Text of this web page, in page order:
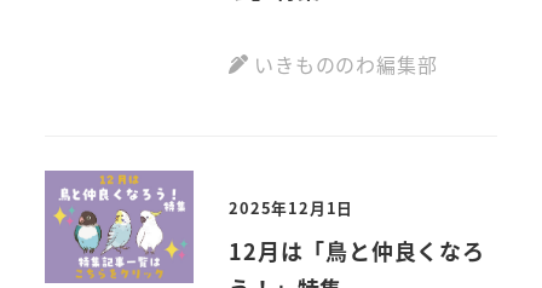
いきもののわ編集部
2025年12月1日
12月は「鳥と仲良くなろ